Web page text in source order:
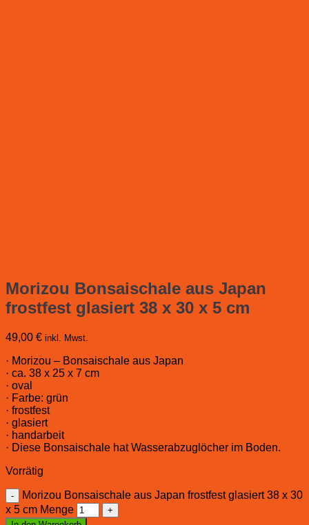
Morizou Bonsaischale aus Japan
frostfest glasiert 38 x 30 x 5 cm
49,00 € inkl. Mwst.
· Morizou – Bonsaischale aus Japan
· ca. 38 x 25 x 7 cm
· oval
· Farbe: grün
· frostfest
· glasiert
· handarbeit
· Diese Bonsaischale hat Wasserabzuglöcher im Boden.
Vorrätig
Morizou Bonsaischale aus Japan frostfest glasiert 38 x 30
x 5 cm Menge